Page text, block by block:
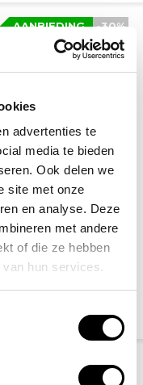
advertenties te
media te bieden
Ook delen we
site met onze
en analyse. Deze
met andere
of die ze hebben
hun services.
geel
-30%
AANBIEDING
61,20
Incl. btw)
besteld, dinsdag
VOORDEELPAKKET